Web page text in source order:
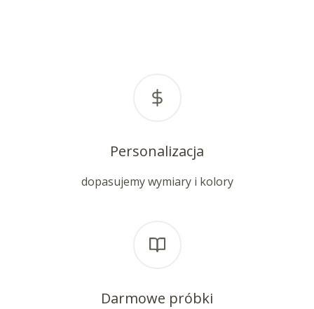
Personalizacja
dopasujemy wymiary i kolory
Darmowe próbki